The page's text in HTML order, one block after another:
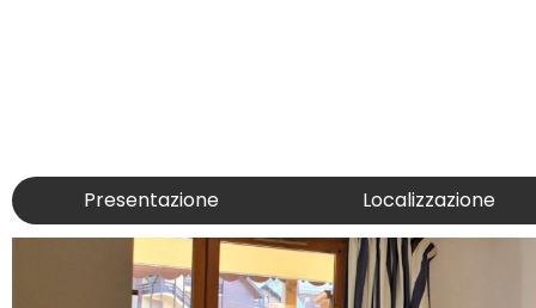
Presentazione Localizzazione